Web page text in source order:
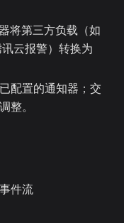
将第三方负载（如
云报警）转换为
配置的通知器；交
整。
件流